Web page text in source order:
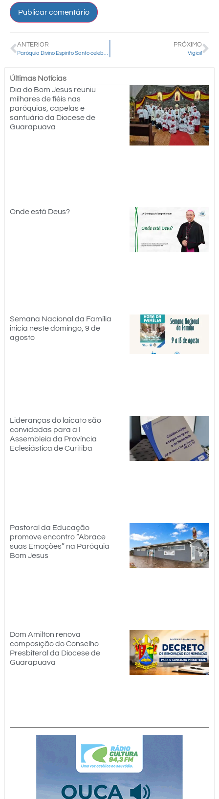
ANTERIOR PRÓXIMO
Vigiai!
Últimas Notícias
Dia do Bom Jesus reuniu
milhares de fiéis nas
paróquias, capelas e
santuário da Diocese de
Guarapuava
Onde está Deus?
Semana Nacional da Família
inicia neste domingo, 9 de
agosto
Lideranças do laicato são
convidadas para a I
Assembleia da Província
Eclesiástica de Curitiba
Pastoral da Educação
promove encontro “Abrace
suas Emoções” na Paróquia
Bom Jesus
Dom Amilton renova
composição do Conselho
Presbiteral da Diocese de
Guarapuava